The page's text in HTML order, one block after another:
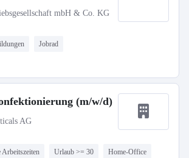
mbH & Co. KG
Jobrad
(m/w/d)
AG
Arbeitszeiten Urlaub >= 30 Home-Office